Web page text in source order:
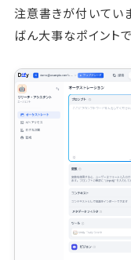
注意書きが付いてい
ばん大事なポイントで